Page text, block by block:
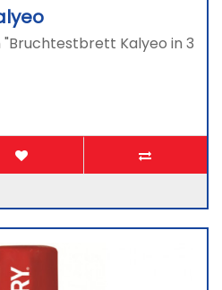
Kalyeo in 3